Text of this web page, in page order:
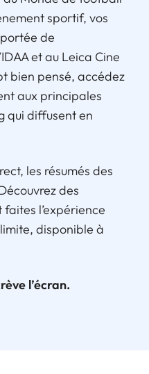
sportif, vos
de
et au Leica Cine
bien pensé, accédez
aux principales
qui diffusent en
les résumés des
des
l’expérience
disponible à
l’écran.